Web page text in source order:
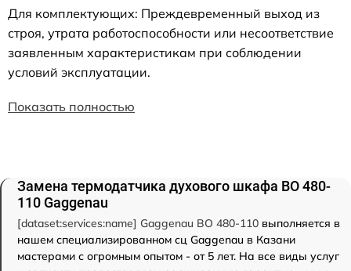
Для комплектующих: Преждевременный выход из
строя, утрата работоспособности или несоответствие
заявленным характеристикам при соблюдении
условий эксплуатации.
Показать полностью
Замена термодатчика духового шкафа BO 480-
110 Gaggenau
[dataset:services:name] Gaggenau BO 480-110 выполняется в
нашем специализированном сц Gaggenau в Казани
мастерами с огромным опытом - от 5 лет. На все виды услуг